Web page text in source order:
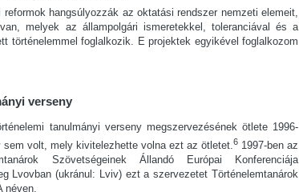
hangsúlyozzák az oktatási rendszer nemzeti elemeit,
melyek az állampolgári ismeretekkel, toleranciával és a
történelemmel foglalkozik. E projektek egyikével foglalkozom
verseny
tanulmányi verseny megszervezésének ötlete 1996-
sem volt, mely kivitelezhette volna ezt az ötletet.6 1997-ben az
Szövetségeinek Állandó Európai Konferenciája
Lvovban (ukránul: Lviv) ezt a szervezetet Történelemtanárok
néven.